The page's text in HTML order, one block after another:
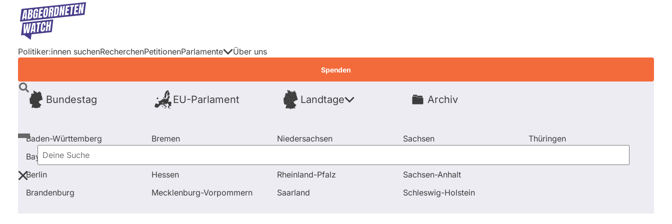
Direkt
Inhalt
Politiker:innen suchenRecherchenPetitionenParlamente
Bundestag EU-Parlament Landtage
Baden-Württemberg
Bayern
Berlin
Brandenburg
Bremen
Hessen
Mecklenburg-Vorpommern
Niedersachsen
Rheinland-Pfalz
Saarland
Sachsen
Sachsen-Anhalt
Schleswig-Holstein
Thüringen
Archiv
Über uns
Spenden
Deine
Suche
Startseite Frage stellen Tobias Matthias Peterka